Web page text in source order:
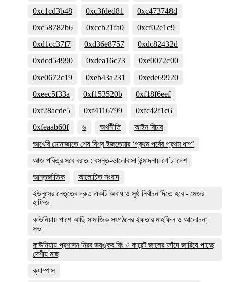
0xc1cd3b48
0xc3fded81
0xc473748d
0xc58782b6
0xccb21fa0
0xcf02e1c9
0xd1cc37f7
0xd36e8757
0xdc82432d
0xdcd54990
0xdea16c73
0xe0072c00
0xe0672c19
0xeb43a231
0xede69920
0xeec5f33a
0xf153520b
0xf18f6eef
0xf28acde5
0xf4116799
0xfc42f1c6
0xfeaab60f
৬ অর্থনীতি
আইন বিচার
আখেরি মোনাজাতে শেষ বিশ্ব ইজতেমার ‘প্রথম পর্বের প্রথম ধাপ’
আজ পবিত্র সবে বরাত : বসন্ত-ভালোবাসা উন্মাদনায় গোটা দেশ
আন্তর্জাতিক
আলোচিত সংবাদ
ইউনুসের নেতৃত্বে দ্রুত একটি অবাধ ও সুষ্ঠ নির্বাচন দিতে হবে - মেজর
হাফিজ
কাউনিয়ায় পাশে আছি সামাজিক সংগঠনের ইফতার মাহফিল ও আলোচনা
সভা
কাউনিয়ায় প্রশাসন নিরব ভয়ঙ্কর রিং ও কারেন্ট জালের ফাঁদে জারিয়ে পাচ্ছে
দেশীয় মাছ
ক্যাম্পাস